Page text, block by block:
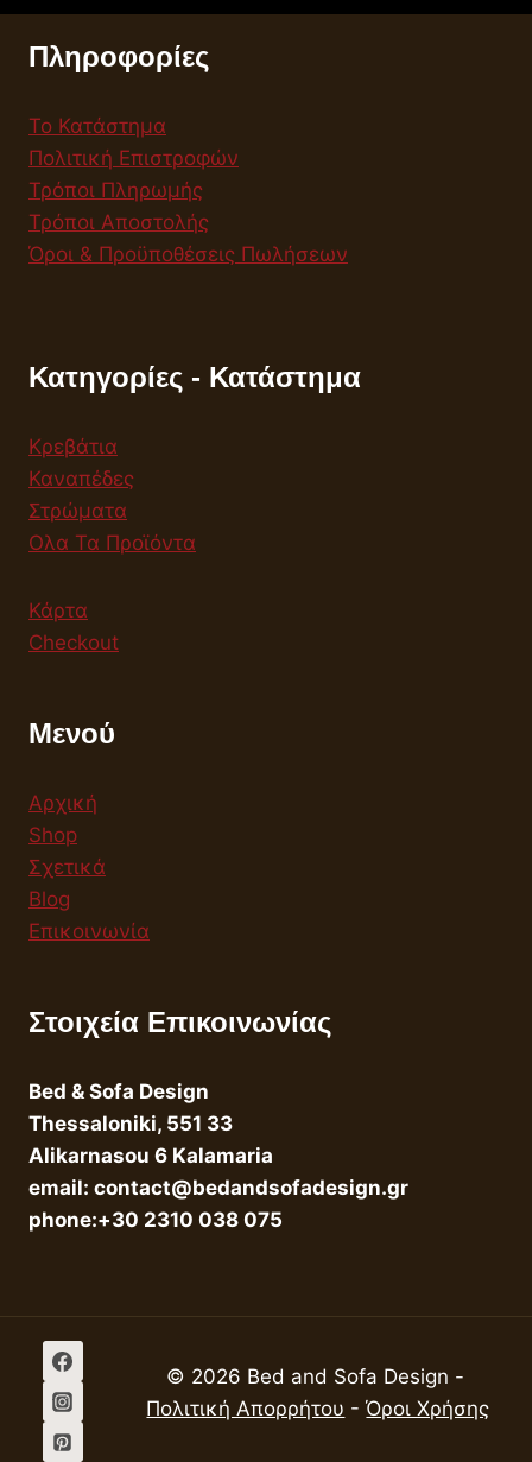
Πληροφορίες
Το Κατάστημα
Πολιτική Επιστροφών
Τρόποι Πληρωμής
Τρόποι Αποστολής
Όροι & Προϋποθέσεις Πωλήσεων
Κατηγορίες - Κατάστημα
Κρεβάτια
Καναπέδες
Στρώματα
Ολα Τα Προϊόντα
Κάρτα
Checkout
Μενού
Αρχική
Shop
Σχετικά
Blog
Επικοινωνία
Στοιχεία Επικοινωνίας
Bed & Sofa Design
Thessaloniki, 551 33
Alikarnasou 6 Kalamaria
email: contact@bedandsofadesign.gr
phone:+30 2310 038 075
© 2026 Bed and Sofa Design -
Πολιτική Απορρήτου -Όροι Χρήσης